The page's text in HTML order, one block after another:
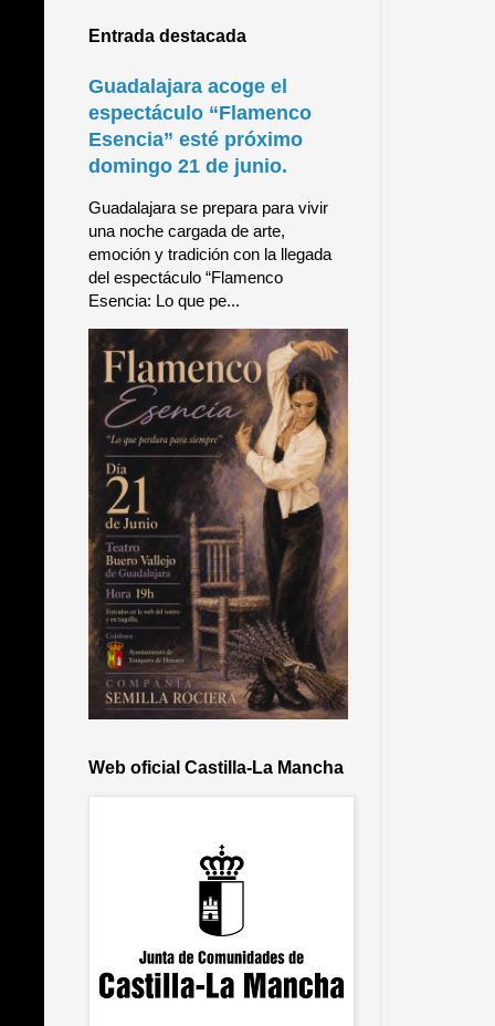
Entrada destacada
Guadalajara acoge el
espectáculo “Flamenco
Esencia” esté próximo
domingo 21 de junio.
Guadalajara se prepara para vivir
una noche cargada de arte,
emoción y tradición con la llegada
del espectáculo “Flamenco
Esencia: Lo que pe...
Web oficial Castilla-La Mancha